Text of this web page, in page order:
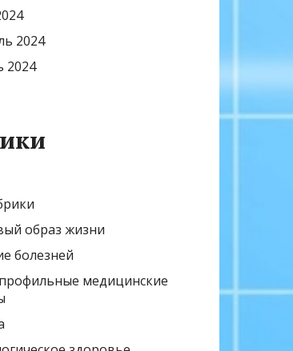
2024
2024
образ жизни
болезней
медицинские